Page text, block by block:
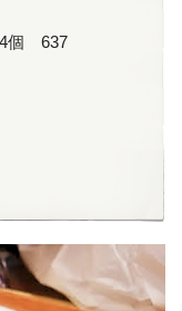
4個 637